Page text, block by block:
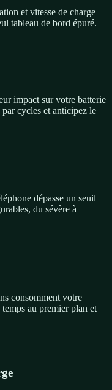
et vitesse de charge
tableau de bord épuré.
impact sur votre batterie
cycles et anticipez le
dépasse un seuil
du sévère à
consomment votre
au premier plan et